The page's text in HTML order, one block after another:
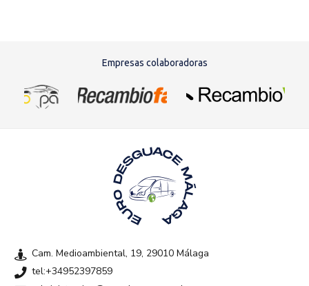
Empresas colaboradoras
Cam. Medioambiental, 19, 29010 Málaga
tel:+34952397859